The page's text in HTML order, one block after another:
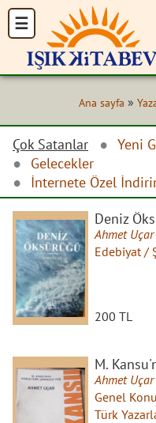
Ana sayfa »
Çok Satanlar
Yeni
Gelecekler
İnternete Özel
Deniz
Ahmet Uçar
Edebiyat /
200 TL
M.
Ahmet Uçar
Genel
Türk